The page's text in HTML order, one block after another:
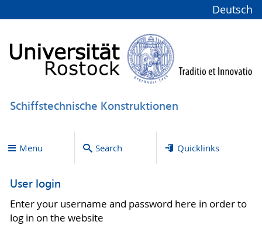
Deutsch
Schiffstechnische Konstruktionen
Menu Search Quicklinks
User login
Enter your username and password here in order to
log in on the website